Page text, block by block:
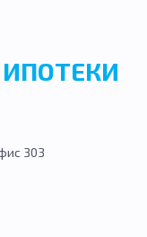
303